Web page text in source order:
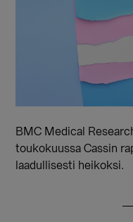
BMC Medical
toukokuussa Cassin
laadullisesti heikoksi.